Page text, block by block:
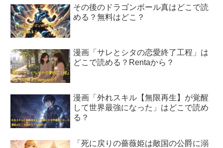
その後のドラゴンボール真はどこで読
める？無料はどこ？
漫画「サレとシタの恋愛終了工程」は
どこで読める？Rentaから？
漫画「外れスキル【無限再生】が覚醒
して世界最強になった」はどこで読め
る？
「死に戻りの薔薇姫は敵国の公爵に溺